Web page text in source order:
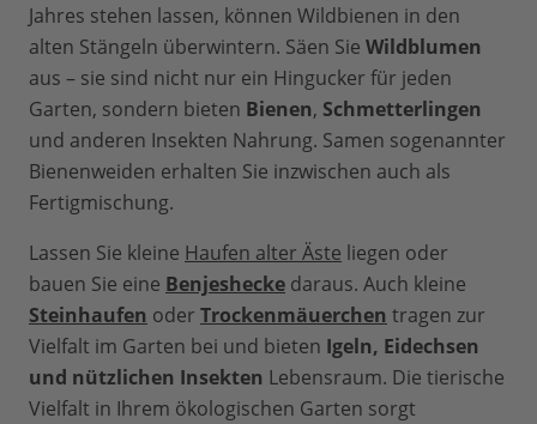
Jahres stehen lassen, können Wildbienen in den
alten Stängeln überwintern. Säen Sie Wildblumen
aus – sie sind nicht nur ein Hingucker für jeden
Garten, sondern bieten Bienen, Schmetterlingen
und anderen Insekten Nahrung. Samen sogenannter
Bienenweiden erhalten Sie inzwischen auch als
Fertigmischung.
Lassen Sie kleine Haufen alter Äste liegen oder
bauen Sie eine Benjeshecke daraus. Auch kleine
Steinhaufen oder Trockenmäuerchen tragen zur
Vielfalt im Garten bei und bieten Igeln, Eidechsen
und nützlichen Insekten Lebensraum. Die tierische
Vielfalt in Ihrem ökologischen Garten sorgt